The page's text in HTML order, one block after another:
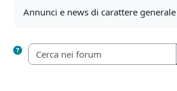
Annunci e news di carattere generale